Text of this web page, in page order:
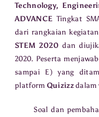
Technology,
ADVANCE Tingkat
dari rangkaian kegiatan
STEM 2020dan
2020. Peserta menjawab
sampai E) yang
platform Quizizzdalam
Soal dan